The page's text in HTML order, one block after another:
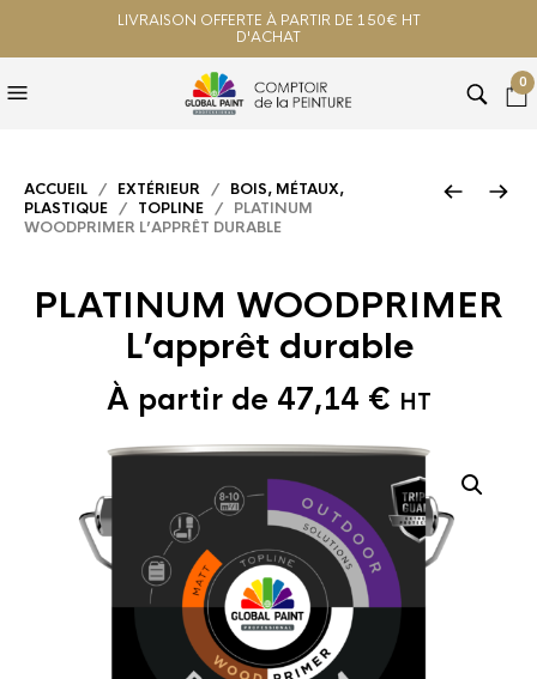
LIVRAISON OFFERTE À PARTIR DE 150€ HT
D'ACHAT
0
ACCUEIL / EXTÉRIEUR / BOIS, MÉTAUX,
PLASTIQUE / TOPLINE / PLATINUM
WOODPRIMER L’APPRÊT DURABLE
PLATINUM WOODPRIMER
L’apprêt durable
À partir de 47,14 € HT